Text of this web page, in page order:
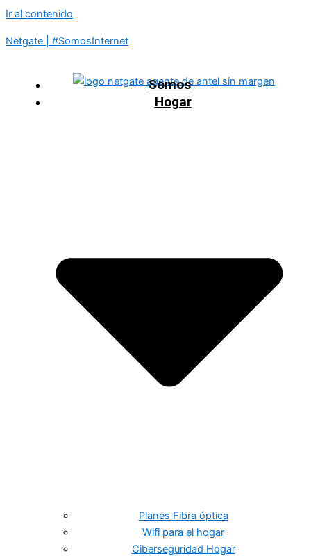
Ir al contenido
Netgate | #SomosInternet
Somos
Hogar
Planes Fibra óptica
Wifi para el hogar
Ciberseguridad Hogar